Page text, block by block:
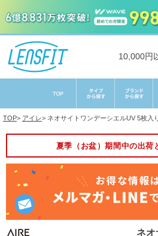
10,000円
TOP> アイレ> ネオサイトワンデーシエルUV 5枚入
夏季（お盆）期間中の出荷
ネオ